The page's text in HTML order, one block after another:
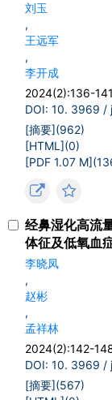
刘玉
,
王远军
,
李开成
2024(2):136-
DOI: 10. 3969 /
[摘要](962)
[HTML](0)
[PDF 1.07 M](
经鼻湿化高流
体征及低氧血
李晓凤
,
赵彬
,
孟祥林
2024(2):142-
DOI: 10. 3969 /
[摘要](567)